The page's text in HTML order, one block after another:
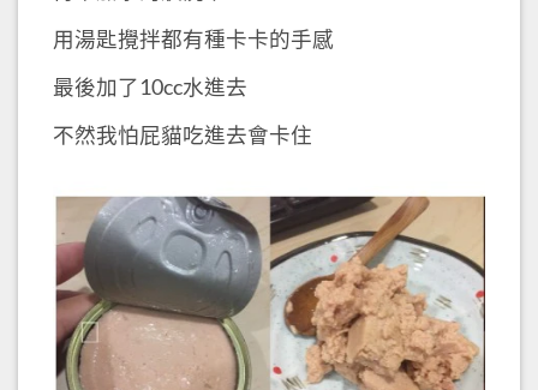
用湯匙攪拌都有種卡卡的手感
最後加了10cc水進去
不然我怕屁貓吃進去會卡住